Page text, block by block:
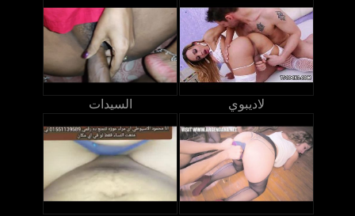
السيدات لاديبوي